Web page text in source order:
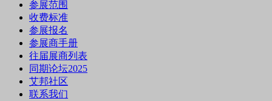
参展范围
收费标准
参展报名
参展商手册
往届展商列表
同期论坛2025
艾邦社区
联系我们